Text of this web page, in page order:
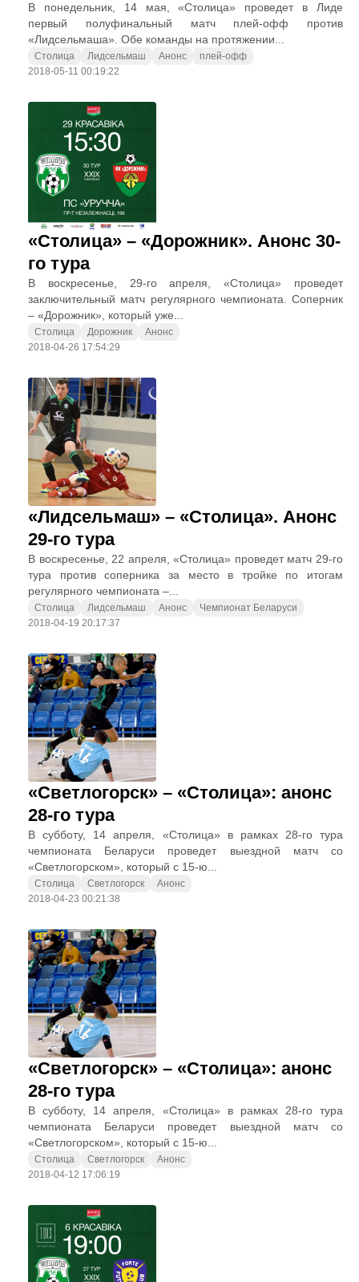
В понедельник, 14 мая, «Столица» проведет в Лиде
первый полуфинальный матч плей-офф против
«Лидсельмаша». Обе команды на протяжении...
Столица Лидсельмаш Анонс
плей-офф
2018-05-11 00:19:22
«Столица» – «Дорожник». Анонс 30-
го тура
В воскресенье, 29-го апреля, «Столица» проведет
заключительный матч регулярного чемпионата. Соперник
– «Дорожник», который уже...
Столица Дорожник
Анонс
2018-04-26 17:54:29
«Лидсельмаш» – «Столица». Анонс
29-го тура
В воскресенье, 22 апреля, «Столица» проведет матч 29-го
тура против соперника за место в тройке по итогам
регулярного чемпионата –...
Столица Лидсельмаш Анонс
Чемпионат Беларуси
2018-04-19 20:17:37
«Светлогорск» – «Столица»: анонс
28-го тура
В субботу, 14 апреля, «Столица» в рамках 28-го тура
чемпионата Беларуси проведет выездной матч со
«Светлогорском», который с 15-ю...
Столица Светлогорск
Анонс
2018-04-23 00:21:38
«Светлогорск» – «Столица»: анонс
28-го тура
В субботу, 14 апреля, «Столица» в рамках 28-го тура
чемпионата Беларуси проведет выездной матч со
«Светлогорском», который с 15-ю...
Столица Светлогорск
Анонс
2018-04-12 17:06:19